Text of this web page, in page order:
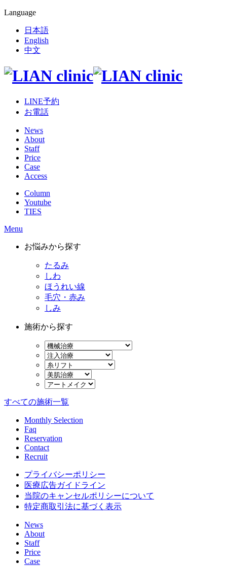
Language
日本語
English
中文
LINE予約
お電話
News
About
Staff
Price
Case
Access
Column
Youtube
TIES
Menu
お悩みから探す
たるみ
しわ
ほうれい線
毛穴・赤み
しみ
施術から探す
すべての施術一覧
Monthly Selection
Faq
Reservation
Contact
Recruit
プライバシーポリシー
医療広告ガイドライン
当院のキャンセルポリシーについて
特定商取引法に基づく表示
News
About
Staff
Price
Case